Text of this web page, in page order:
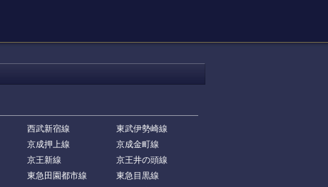
西武新宿線
東武伊勢崎線
京成押上線
京成金町線
京王新線
京王井の頭線
東急田園都市線
東急目黒線